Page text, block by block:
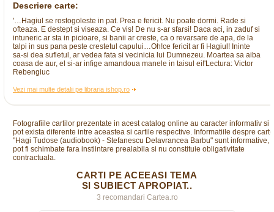
Descriere carte:
'…Hagiul se rostogoleste in pat. Prea e fericit. Nu poate dormi. Rade si
ofteaza. E destept si viseaza. Ce vis! De nu s-ar sfarsi! Daca aci, in zaduf si
intuneric ar sta in picioare, si banii ar creste, ca o revarsare de apa, de la
talpi in sus pana peste crestetul capului…Oh!ce fericit ar fi Hagiul! Ininte
sa-si dea sufletul, ar vedea fata si vecinicia lui Dumnezeu. Moartea sa aiba
coasa de aur, el si-ar infige amandoua manele in taisul ei!'Lectura: Victor
Rebengiuc
Vezi mai multe detalii pe libraria ishop.ro
Fotografiile cartilor prezentate in acest catalog online au caracter informativ si
pot exista diferente intre aceastea si cartile respective. Informatiile despre
"Hagi Tudose (audiobook) - Stefanescu Delavrancea Barbu" sunt informative,
pot fi schimbate fara instiintare prealabila si nu constituie obligativitate
contractuala.
CARTI PE ACEEASI TEMA
SI SUBIECT APROPIAT..
3 recomandari Cartea.ro